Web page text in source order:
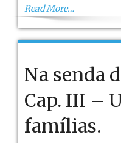
Read More…
Na senda
Cap. III –
famílias.